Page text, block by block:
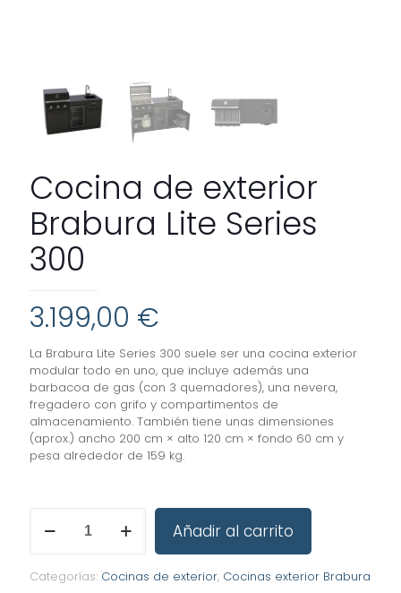
Cocina de exterior
Brabura Lite Series
300
3.199,00 €
La Brabura Lite Series 300 suele ser una cocina exterior
modular todo en uno, que incluye además una
barbacoa de gas (con 3 quemadores), una nevera,
fregadero con grifo y compartimentos de
almacenamiento. También tiene unas dimensiones
(aprox.) ancho 200 cm × alto 120 cm × fondo 60 cm y
pesa alrededor de 159 kg.
Lite
Añadir al carrito
Categorías: Cocinas de exterior, Cocinas exterior Brabura